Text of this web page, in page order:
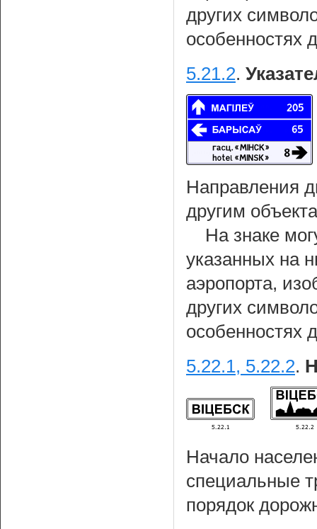
других
особенностях
5.21.2.
Направления
другим
На знаке
указанных на
аэропорта,
других
особенностях
5.22.1, 5.22.2.
Начало
специальные
порядок